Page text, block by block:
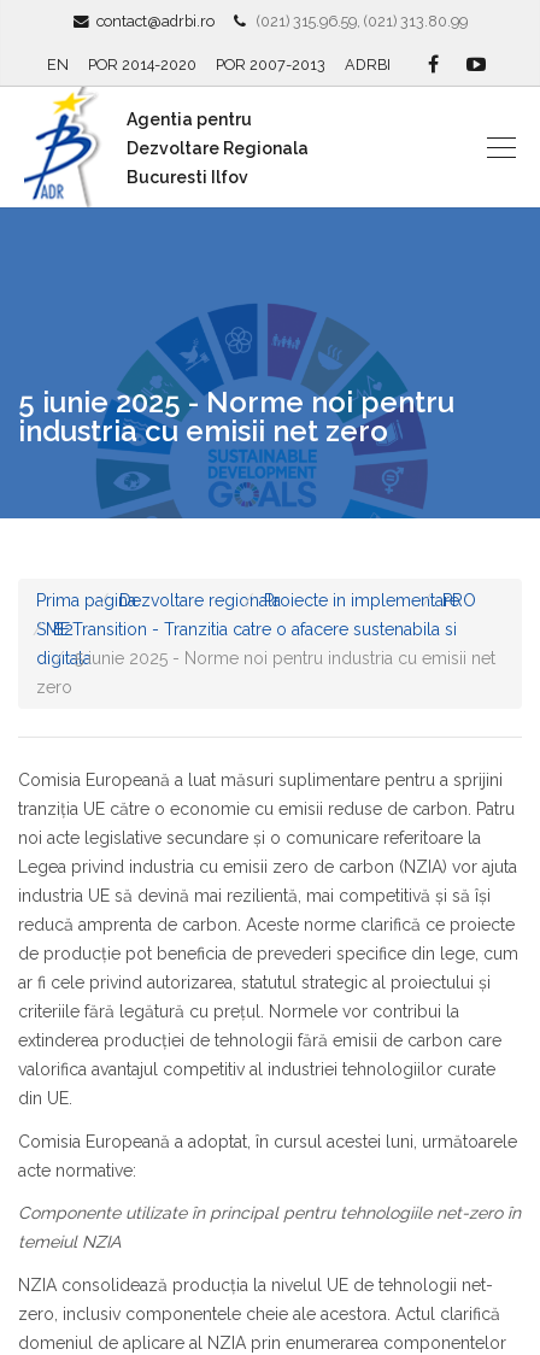
contact@adrbi.ro (021) 315.96.59, (021) 313.80.99
EN POR 2014-2020 POR 2007-2013 ADRBI
Agentia pentru
Dezvoltare Regionala
Bucuresti Ilfov
5 iunie 2025 - Norme noi pentru
industria cu emisii net zero
Prima paginaDezvoltare regionalaProiecte in implementarePRO
SMEB2Transition - Tranzitia catre o afacere sustenabila si
digitala5 iunie 2025 - Norme noi pentru industria cu emisii net
zero
Comisia Europeană a luat măsuri suplimentare pentru a sprijini
tranziția UE către o economie cu emisii reduse de carbon. Patru
noi acte legislative secundare și o comunicare referitoare la
Legea privind industria cu emisii zero de carbon (NZIA) vor ajuta
industria UE să devină mai rezilientă, mai competitivă și să își
reducă amprenta de carbon. Aceste norme clarifică ce proiecte
de producție pot beneficia de prevederi specifice din lege, cum
ar fi cele privind autorizarea, statutul strategic al proiectului și
criteriile fără legătură cu prețul. Normele vor contribui la
extinderea producției de tehnologii fără emisii de carbon care
valorifica avantajul competitiv al industriei tehnologiilor curate
din UE.
Comisia Europeană a adoptat, în cursul acestei luni, următoarele
acte normative:
Componente utilizate în principal pentru tehnologiile net-zero în
temeiul NZIA
NZIA consolidează producția la nivelul UE de tehnologii net-
zero, inclusiv componentele cheie ale acestora. Actul clarifică
domeniul de aplicare al NZIA prin enumerarea componentelor